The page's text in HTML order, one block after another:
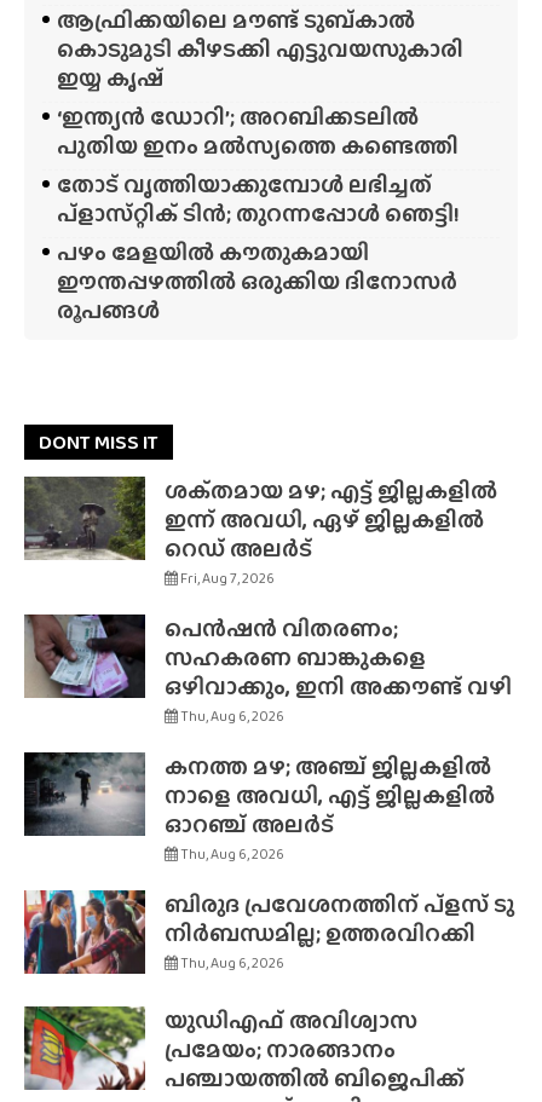
ആഫ്രിക്കയിലെ മൗണ്ട് ടുബ്‌കാൽ
കൊടുമുടി കീഴടക്കി എട്ടുവയസുകാരി
ഇയ്യ കൃഷ്
‘ഇന്ത്യൻ ഡോറി’; അറബിക്കടലിൽ
പുതിയ ഇനം മൽസ്യത്തെ കണ്ടെത്തി
തോട് വൃത്തിയാക്കുമ്പോൾ ലഭിച്ചത്
പ്‌ളാസ്‌റ്റിക് ടിൻ; തുറന്നപ്പോൾ ഞെട്ടി!
പഴം മേളയിൽ കൗതുകമായി
ഈന്തപ്പഴത്തിൽ ഒരുക്കിയ ദിനോസർ
രൂപങ്ങൾ
DONT MISS IT
ശക്‌തമായ മഴ; എട്ട് ജില്ലകളിൽ
ഇന്ന് അവധി, ഏഴ് ജില്ലകളിൽ
റെഡ് അലർട്
Fri, Aug 7, 2026
പെൻഷൻ വിതരണം;
സഹകരണ ബാങ്കുകളെ
ഒഴിവാക്കും, ഇനി അക്കൗണ്ട് വഴി
Thu, Aug 6, 2026
കനത്ത മഴ; അഞ്ച് ജില്ലകളിൽ
നാളെ അവധി, എട്ട് ജില്ലകളിൽ
ഓറഞ്ച് അലർട്
Thu, Aug 6, 2026
ബിരുദ പ്രവേശനത്തിന് പ്ളസ് ടു
നിർബന്ധമില്ല; ഉത്തരവിറക്കി
Thu, Aug 6, 2026
യുഡിഎഫ് അവിശ്വാസ
പ്രമേയം; നാരങ്ങാനം
പഞ്ചായത്തിൽ ബിജെപിക്ക്